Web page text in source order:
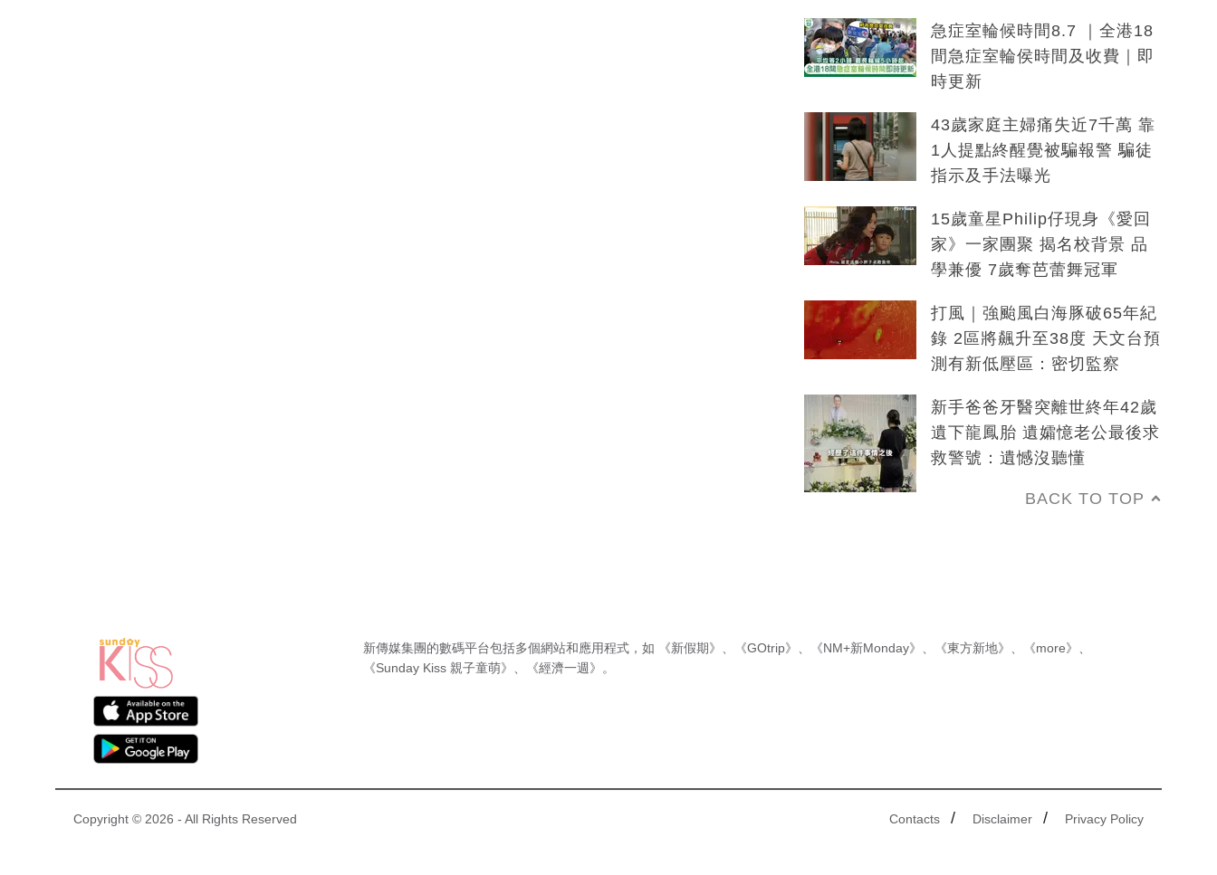
急症室輪候時間8.7 ｜全港18
間急症室輪侯時間及收費｜即
時更新
43歲家庭主婦痛失近7千萬 靠
1人提點終醒覺被騙報警 騙徒
指示及手法曝光
15歲童星Philip仔現身《愛回
家》一家團聚 揭名校背景 品
學兼優 7歲奪芭蕾舞冠軍
打風｜強颱風白海豚破65年紀
錄 2區將飆升至38度 天文台預
測有新低壓區：密切監察
新手爸爸牙醫突離世終年42歲
遺下龍鳳胎 遺孀憶老公最後求
救警號：遺憾沒聽懂
BACK TO TOP
新傳媒集團的數碼平台包括多個網站和應用程式，如 《新假期》 《GOtrip》 《NM+新Monday》 《東方新地》 《more》
《Sunday Kiss 親子童萌》
《經濟一週》 。
Contacts / Disclaimer / Privacy Policy
Copyright © 2026 - All Rights Reserved